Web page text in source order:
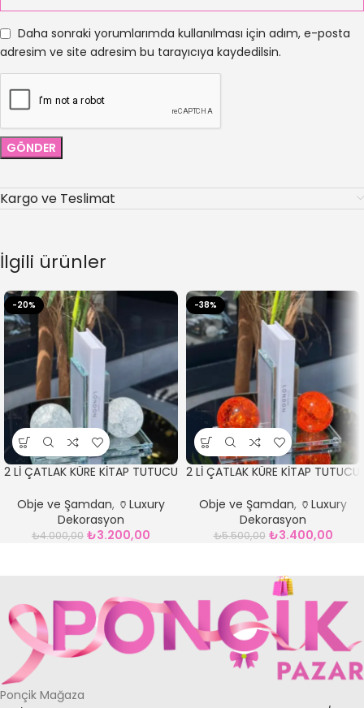
Daha sonraki yorumlarımda kullanılması için adım, e-posta
adresim ve site adresim bu tarayıcıya kaydedilsin.
Kargo ve Teslimat
İlgili ürünler
-20%
2 Lİ ÇATLAK KÜRE KİTAP TUTUCU
Obje ve Şamdan, 🏺Luxury
Dekorasyon
₺4.000,00 ₺3.200,00
-38%
2 Lİ ÇATLAK KÜRE KİTAP TUTUCU
Obje ve Şamdan, 🏺Luxury
Dekorasyon
₺5.500,00 ₺3.400,00
Ponçik Mağaza